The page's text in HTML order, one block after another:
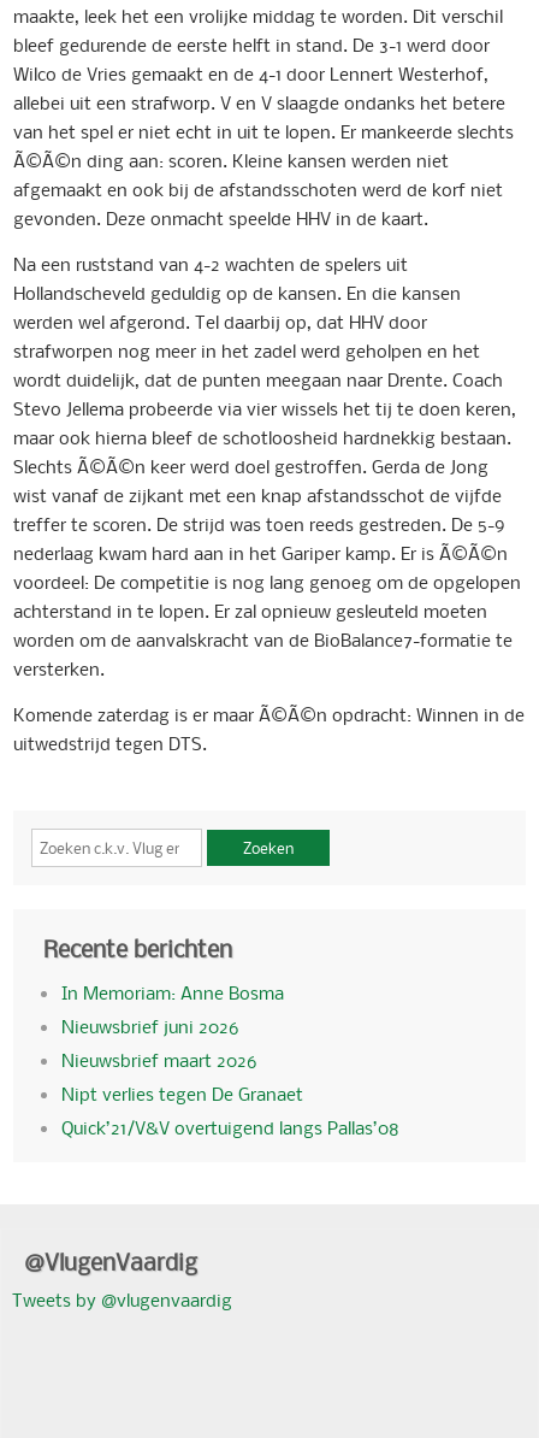
maakte, leek het een vrolijke middag te worden. Dit verschil
bleef gedurende de eerste helft in stand. De 3-1 werd door
Wilco de Vries gemaakt en de 4-1 door Lennert Westerhof,
allebei uit een strafworp. V en V slaagde ondanks het betere
van het spel er niet echt in uit te lopen. Er mankeerde slechts
Ã©Ã©n ding aan: scoren. Kleine kansen werden niet
afgemaakt en ook bij de afstandsschoten werd de korf niet
gevonden. Deze onmacht speelde HHV in de kaart.
Na een ruststand van 4-2 wachten de spelers uit
Hollandscheveld geduldig op de kansen. En die kansen
werden wel afgerond. Tel daarbij op, dat HHV door
strafworpen nog meer in het zadel werd geholpen en het
wordt duidelijk, dat de punten meegaan naar Drente. Coach
Stevo Jellema probeerde via vier wissels het tij te doen keren,
maar ook hierna bleef de schotloosheid hardnekkig bestaan.
Slechts Ã©Ã©n keer werd doel gestroffen. Gerda de Jong
wist vanaf de zijkant met een knap afstandsschot de vijfde
treffer te scoren. De strijd was toen reeds gestreden. De 5-9
nederlaag kwam hard aan in het Gariper kamp. Er is Ã©Ã©n
voordeel: De competitie is nog lang genoeg om de opgelopen
achterstand in te lopen. Er zal opnieuw gesleuteld moeten
worden om de aanvalskracht van de BioBalance7-formatie te
versterken.
Komende zaterdag is er maar Ã©Ã©n opdracht: Winnen in de
uitwedstrijd tegen DTS.
Zoeken
Recente berichten
In Memoriam: Anne Bosma
Nieuwsbrief juni 2026
Nieuwsbrief maart 2026
Nipt verlies tegen De Granaet
Quick’21/V&V overtuigend langs Pallas’08
@VlugenVaardig
Tweets by @vlugenvaardig